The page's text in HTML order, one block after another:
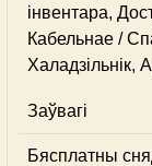
інвентара,
Кабельнае /
Халадзільнік,
Заўвагі
Бясплатны